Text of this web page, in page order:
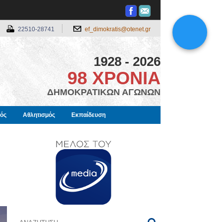
22510-28741 ef_dimokratis@otenet.gr
1928 - 2026
98 ΧΡΟΝΙΑ
ΔΗΜΟΚΡΑΤΙΚΩΝ ΑΓΩΝΩΝ
Αθλητισμός Εκπαίδευση